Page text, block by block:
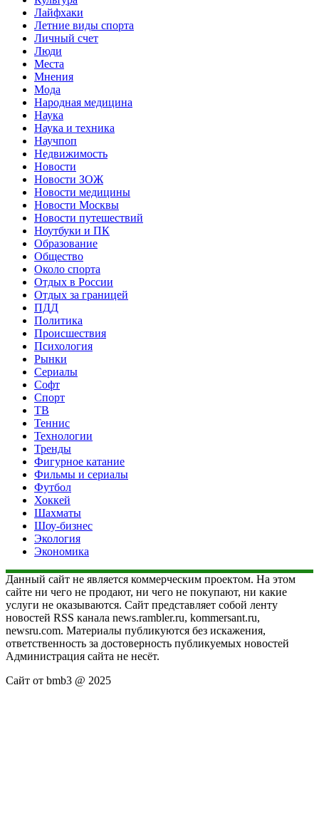
Лайфхаки
Летние виды спорта
Личный счет
Люди
Места
Мнения
Мода
Народная медицина
Наука
Наука и техника
Научпоп
Недвижимость
Новости
Новости ЗОЖ
Новости медицины
Новости Москвы
Новости путешествий
Ноутбуки и ПК
Образование
Общество
Около спорта
Отдых в России
Отдых за границей
ПДД
Политика
Происшествия
Психология
Рынки
Сериалы
Софт
Спорт
ТВ
Теннис
Технологии
Тренды
Фигурное катание
Фильмы и сериалы
Футбол
Хоккей
Шахматы
Шоу-бизнес
Экология
Экономика
Данный сайт не является коммерческим проектом. На этом
сайте ни чего не продают, ни чего не покупают, ни какие
услуги не оказываются. Сайт представляет собой ленту
новостей RSS канала news.rambler.ru, kommersant.ru,
newsru.com. Материалы публикуются без искажения,
ответственность за достоверность публикуемых новостей
Администрация сайта не несёт.
Сайт от bmb3 @ 2025